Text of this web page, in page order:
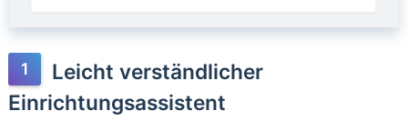
Leicht verständlicher
Einrichtungsassistent